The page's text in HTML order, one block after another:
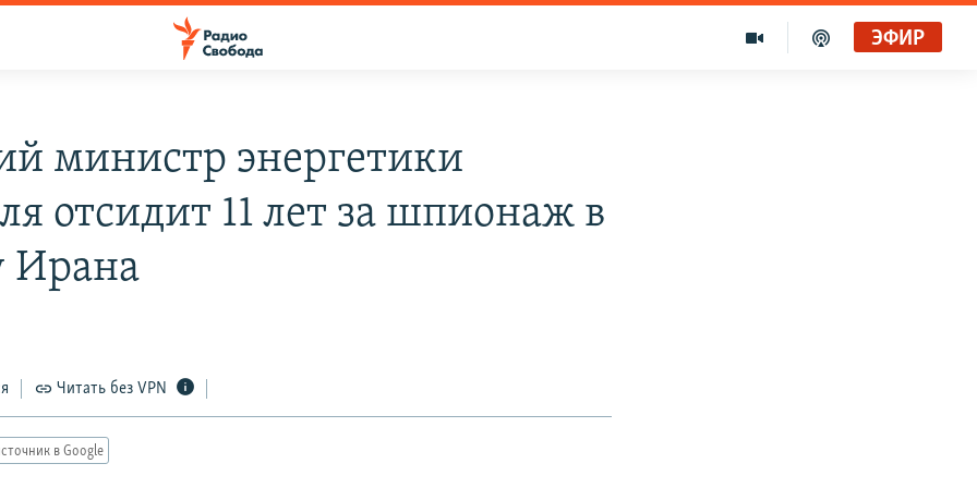
ЭФИР
министр энергетики
отсидит 11 лет за шпионаж в
Ирана
Читать без VPN
в Google